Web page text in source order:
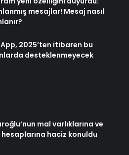
mesajlar! Mesaj nasıl
2025’ten itibaren bu
desteklenmeyecek
mal varlıklarına ve
haciz konuldu